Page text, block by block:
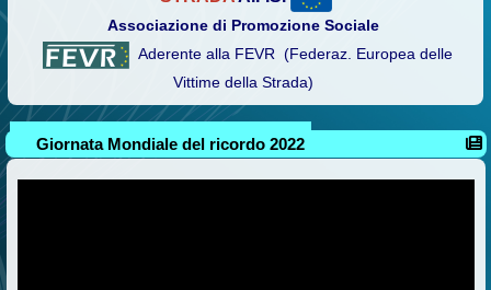
Associazione di Promozione Sociale
Aderente alla FEVR (Federaz. Europea delle
Vittime della Strada)
Giornata Mondiale del ricordo 2022